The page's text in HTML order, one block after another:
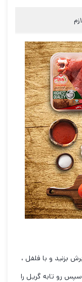
بزنید و با فلفل ،
رو تابه گریل را